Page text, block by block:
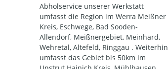
Abholservice unserer Werkstatt
umfasst die Region im Werra Meißner
Kreis, Eschwege, Bad Sooden-
Allendorf, Meißnergebiet, Meinhard,
Wehretal, Altefeld, Ringgau . Weiterhin
umfasst das Gebiet bis 50km im